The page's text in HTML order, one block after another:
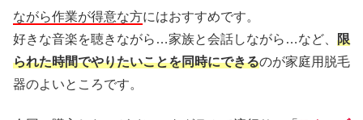
ながら作業が得意な方にはおすすめです。
好きな音楽を聴きながら…家族と会話しながら…など、 限
られた時間でやりたいことを同時にできるのが家庭用脱毛
器のよいところです。